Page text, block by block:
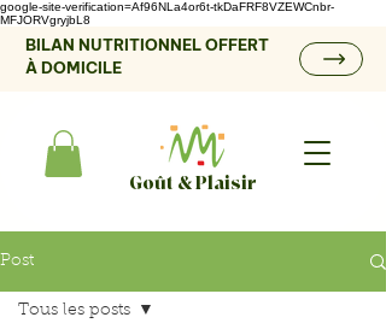
google-site-verification=Af96NLa4or6t-tkDaFRF8VZEWCnbr-
MFJORVgryjbL8
BILAN NUTRITIONNEL OFFERT
À DOMICILE
Goût & Plaisir
Post
Tous les posts